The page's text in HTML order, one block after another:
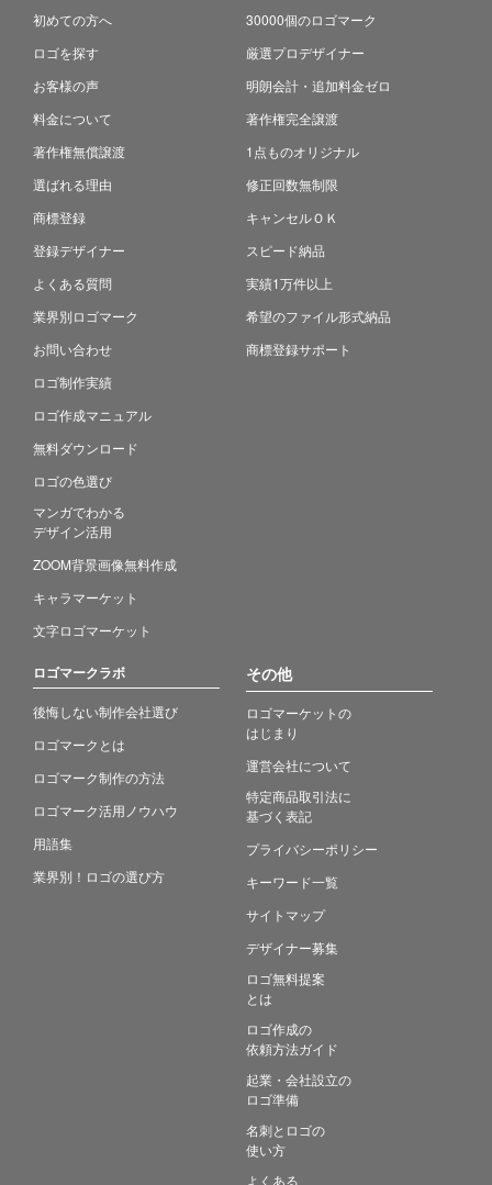
初めての方へ
ロゴを探す
お客様の声
料金について
著作権無償譲渡
選ばれる理由
商標登録
登録デザイナー
よくある質問
業界別ロゴマーク
お問い合わせ
ロゴ制作実績
ロゴ作成マニュアル
無料ダウンロード
ロゴの色選び
マンガでわかる
デザイン活用
ZOOM背景画像無料作成
キャラマーケット
文字ロゴマーケット
30000個のロゴマーク
厳選プロデザイナー
明朗会計・追加料金ゼロ
著作権完全譲渡
1点ものオリジナル
修正回数無制限
キャンセルＯＫ
スピード納品
実績1万件以上
希望のファイル形式納品
商標登録サポート
ロゴマークラボ
後悔しない制作会社選び
ロゴマークとは
ロゴマーク制作の方法
ロゴマーク活用ノウハウ
用語集
業界別！ロゴの選び方
その他
ロゴマーケットの
はじまり
運営会社について
特定商品取引法に
基づく表記
プライバシーポリシー
キーワード一覧
サイトマップ
デザイナー募集
ロゴ無料提案
とは
ロゴ作成の
依頼方法ガイド
起業・会社設立の
ロゴ準備
名刺とロゴの
使い方
よくある